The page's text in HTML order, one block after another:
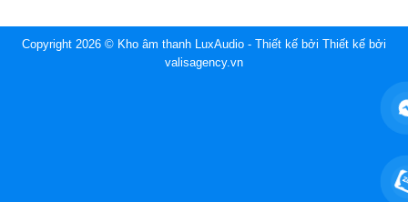
Copyright 2026 © Kho âm thanh LuxAudio - Thiết kế bởi Thiết kế bởi
valisagency.vn